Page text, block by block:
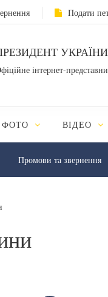
Подати
УКРАЇНИ
інтернет-
ФОТО ВІДЕО
Промови та звернення